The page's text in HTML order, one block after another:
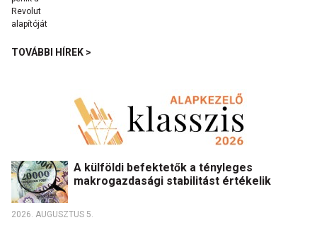
TOVÁBBI HÍREK >
A külföldi befektetők a tényleges
makrogazdasági stabilitást értékelik
2026. AUGUSZTUS 5.